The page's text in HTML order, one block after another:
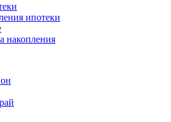
ипотеки
накопления